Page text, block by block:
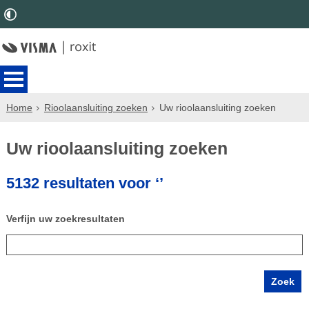
Home Rioolaansluiting zoeken Uw rioolaansluiting zoeken
Uw rioolaansluiting zoeken
5132 resultaten voor ‘’
Verfijn uw zoekresultaten